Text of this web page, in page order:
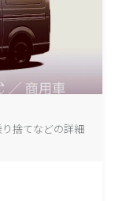
捨てなどの詳細